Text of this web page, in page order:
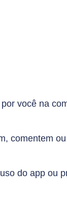
você na
comentem
do app ou